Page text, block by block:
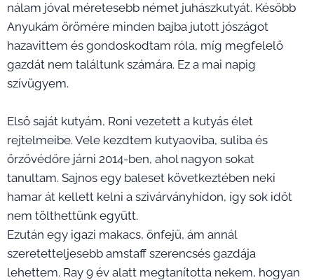
nálam jóval méretesebb német juhászkutyát. Később
Anyukám örömére minden bajba jutott jószágot
hazavittem és gondoskodtam róla, míg megfelelő
gazdát nem találtunk számára. Ez a mai napig
szívügyem.
Első saját kutyám, Roni vezetett a kutyás élet
rejtelmeibe. Vele kezdtem kutyaoviba, suliba és
őrzővédőre járni 2014-ben, ahol nagyon sokat
tanultam. Sajnos egy baleset következtében neki
hamar át kellett kelni a szivárványhídon, így sok időt
nem tölthettünk együtt.
Ezután egy igazi makacs, önfejű, ám annál
szeretetteljesebb amstaff szerencsés gazdája
lehettem. Ray 9 év alatt megtanította nekem, hogyan